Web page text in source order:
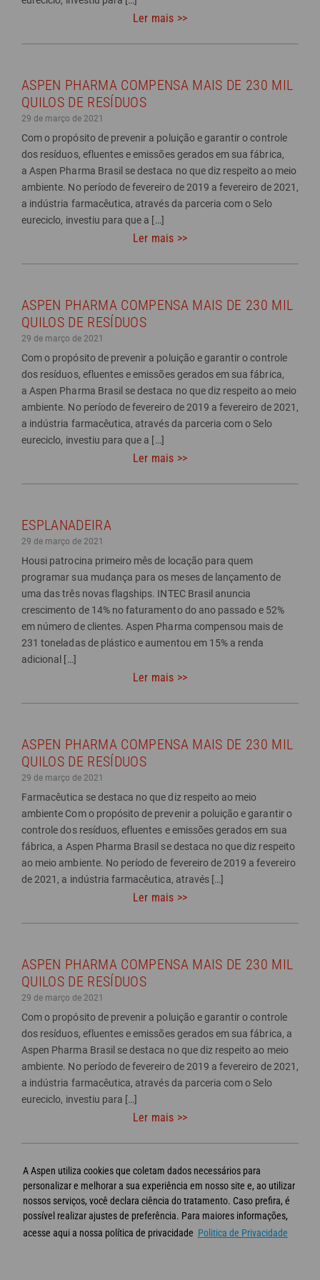
A Aspen utiliza cookies que coletam dados necessários para
personalizar e melhorar a sua experiência em nosso site e, ao utilizar
nossos serviços, você declara ciência do tratamento. Caso prefira, é
possível realizar ajustes de preferência. Para maiores informações,
acesse aqui a nossa política de privacidade Politica de Privacidade
Ler mais >>
ASPEN PHARMA COMPENSA MAIS DE 230 MIL
QUILOS DE RESÍDUOS
29 de março de 2021
Com o propósito de prevenir a poluição e garantir o controle
dos resíduos, efluentes e emissões gerados em sua fábrica,
a Aspen Pharma Brasil se destaca no que diz respeito ao meio
ambiente. No período de fevereiro de 2019 a fevereiro de 2021,
a indústria farmacêutica, através da parceria com o Selo
eureciclo, investiu para que a […]
Ler mais >>
ASPEN PHARMA COMPENSA MAIS DE 230 MIL
QUILOS DE RESÍDUOS
29 de março de 2021
Com o propósito de prevenir a poluição e garantir o controle
dos resíduos, efluentes e emissões gerados em sua fábrica,
a Aspen Pharma Brasil se destaca no que diz respeito ao meio
ambiente. No período de fevereiro de 2019 a fevereiro de 2021,
a indústria farmacêutica, através da parceria com o Selo
eureciclo, investiu para que a […]
Ler mais >>
ESPLANADEIRA
29 de março de 2021
Housi patrocina primeiro mês de locação para quem
programar sua mudança para os meses de lançamento de
uma das três novas flagships. INTEC Brasil anuncia
crescimento de 14% no faturamento do ano passado e 52%
em número de clientes. Aspen Pharma compensou mais de
231 toneladas de plástico e aumentou em 15% a renda
adicional […]
Ler mais >>
ASPEN PHARMA COMPENSA MAIS DE 230 MIL
QUILOS DE RESÍDUOS
29 de março de 2021
Farmacêutica se destaca no que diz respeito ao meio
ambiente Com o propósito de prevenir a poluição e garantir o
controle dos resíduos, efluentes e emissões gerados em sua
fábrica, a Aspen Pharma Brasil se destaca no que diz respeito
ao meio ambiente. No período de fevereiro de 2019 a fevereiro
de 2021, a indústria farmacêutica, através […]
Ler mais >>
ASPEN PHARMA COMPENSA MAIS DE 230 MIL
QUILOS DE RESÍDUOS
29 de março de 2021
Com o propósito de prevenir a poluição e garantir o controle
dos resíduos, efluentes e emissões gerados em sua fábrica, a
Aspen Pharma Brasil se destaca no que diz respeito ao meio
ambiente. No período de fevereiro de 2019 a fevereiro de 2021,
a indústria farmacêutica, através da parceria com o Selo
eureciclo, investiu para […]
Ler mais >>
<<
Página
anterior
1 … 6
Próxima
página
>>